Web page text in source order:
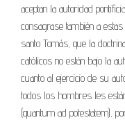
aceptan la autoridad
consagrase también a
santo Tomás, que la
católicos no están bajo la
cuanto al ejercicio de su
todos los hombres les
(quantum ad potestatem),